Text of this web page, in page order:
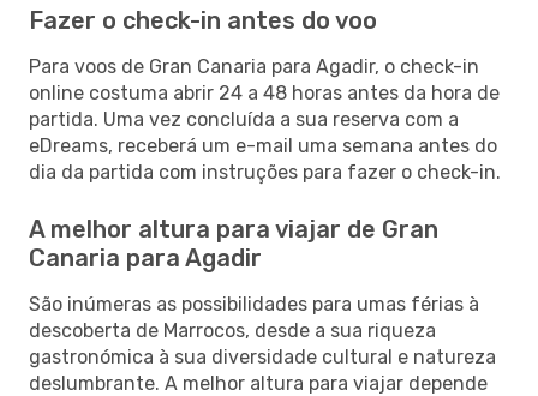
Fazer o check-in antes do voo
Para voos de Gran Canaria para Agadir, o check-in
online costuma abrir 24 a 48 horas antes da hora de
partida. Uma vez concluída a sua reserva com a
eDreams, receberá um e-mail uma semana antes do
dia da partida com instruções para fazer o check-in.
A melhor altura para viajar de Gran
Canaria para Agadir
São inúmeras as possibilidades para umas férias à
descoberta de Marrocos, desde a sua riqueza
gastronómica à sua diversidade cultural e natureza
deslumbrante. A melhor altura para viajar depende